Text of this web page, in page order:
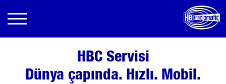
HBC Servisi
Dünya çapında. Hızlı. Mobil.